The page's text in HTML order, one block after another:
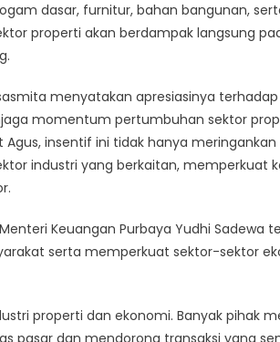
dasar, furnitur, bahan bangunan,
properti akan berdampak langsung
menyatakan apresiasinya terhadap
momentum pertumbuhan sektor
insentif ini tidak hanya
industri yang berkaitan, memperkuat
Keuangan Purbaya Yudhi Sadewa
serta memperkuat sektor-sektor
properti dan ekonomi. Banyak pihak
pasar dan mendorong transaksi yang